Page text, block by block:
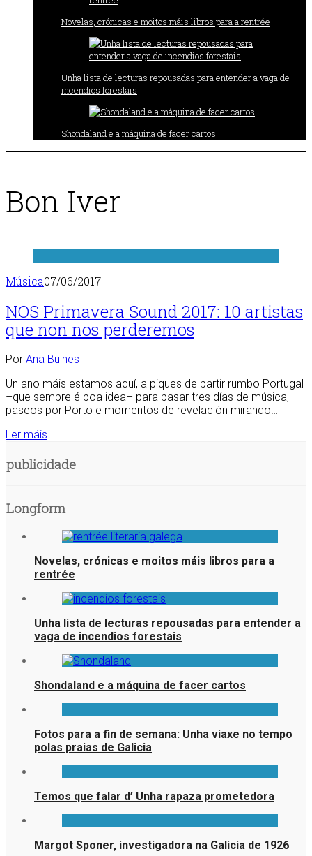
Novelas, crónicas e moitos máis libros para a rentrée
Unha lista de lecturas repousadas para entender a vaga de
incendios forestais
Shondaland e a máquina de facer cartos
Bon Iver
Música07/06/2017
NOS Primavera Sound 2017: 10 artistas
que non nos perderemos
Por Ana Bulnes
Un ano máis estamos aquí, a piques de partir rumbo Portugal
–que sempre é boa idea– para pasar tres días de música,
paseos por Porto e momentos de revelación mirando…
Ler máis
publicidade
Longform
Novelas, crónicas e moitos máis libros para a
rentrée
Unha lista de lecturas repousadas para entender a
vaga de incendios forestais
Shondaland e a máquina de facer cartos
Fotos para a fin de semana: Unha viaxe no tempo
polas praias de Galicia
Temos que falar d’ Unha rapaza prometedora
Margot Sponer, investigadora na Galicia de 1926